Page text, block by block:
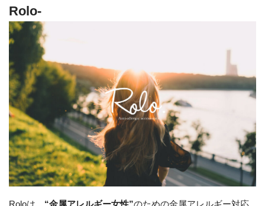
Rolo-
Roloは、 “金属アレルギー女性”のための金属アレルギー対応